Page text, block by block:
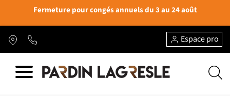
Fermeture pour congés annuels du 3 au 24 août
Espace pro